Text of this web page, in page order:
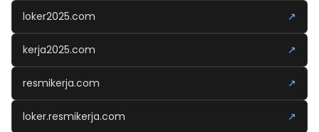
loker2025.com ↗
kerja2025.com ↗
resmikerja.com ↗
loker.resmikerja.com ↗